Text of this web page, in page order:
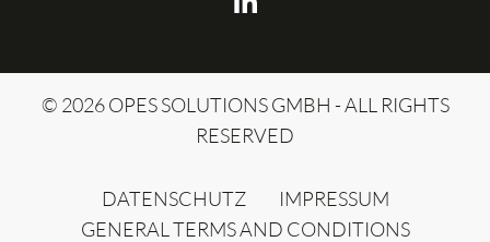
© 2026 OPES SOLUTIONS GMBH - ALL RIGHTS
RESERVED
DATENSCHUTZ
IMPRESSUM
GENERAL TERMS AND CONDITIONS